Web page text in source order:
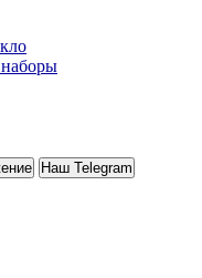
Наш Telegram